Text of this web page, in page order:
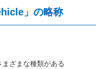
」の略称
ざまな種類がある